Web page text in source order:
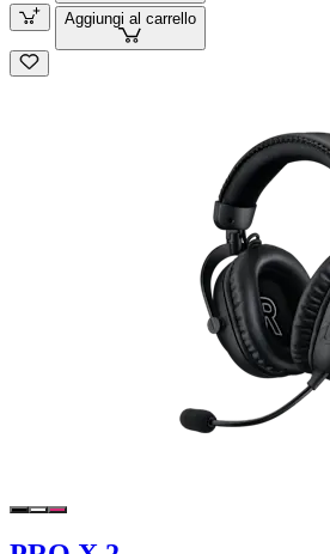
Aggiungi al carrello